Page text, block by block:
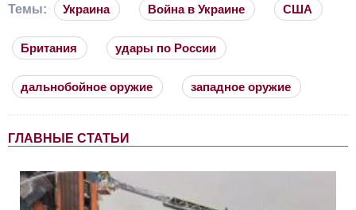
Темы: Украина Война в Украине США
Британия удары по России
дальнобойное оружие западное оружие
ГЛАВНЫЕ СТАТЬИ